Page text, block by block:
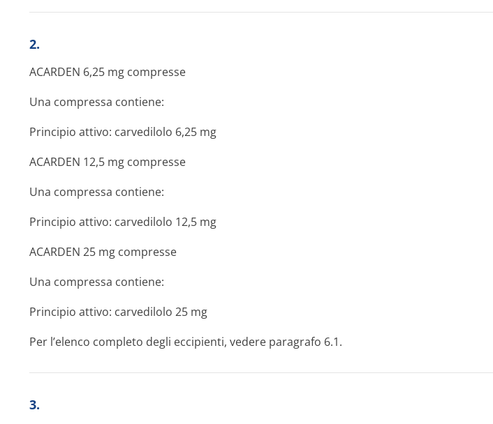
2.
ACARDEN 6,25 mg compresse
Una compressa contiene:
Principio attivo: carvedilolo 6,25 mg
ACARDEN 12,5 mg compresse
Una compressa contiene:
Principio attivo: carvedilolo 12,5 mg
ACARDEN 25 mg compresse
Una compressa contiene:
Principio attivo: carvedilolo 25 mg
Per l’elenco completo degli eccipienti, vedere paragrafo 6.1.
3.